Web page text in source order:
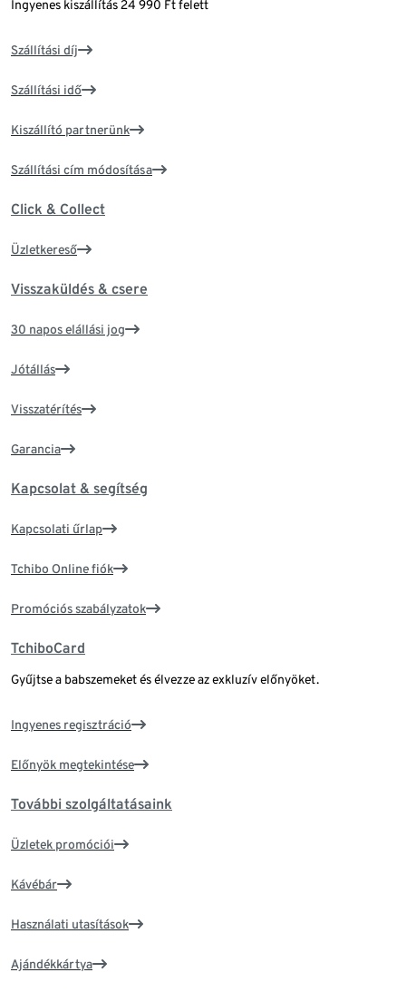
Ingyenes kiszállítás 24 990 Ft felett
Szállítási díj
Szállítási idő
Kiszállító partnerünk
Szállítási cím módosítása
Click & Collect
Üzletkereső
Visszaküldés & csere
30 napos elállási jog
Jótállás
Visszatérítés
Garancia
Kapcsolat & segítség
Kapcsolati űrlap
Tchibo Online fiók
Promóciós szabályzatok
TchiboCard
Gyűjtse a babszemeket és élvezze az exkluzív előnyöket.
Ingyenes regisztráció
Előnyök megtekintése
További szolgáltatásaink
Üzletek promóciói
Kávébár
Használati utasítások
Ajándékkártya